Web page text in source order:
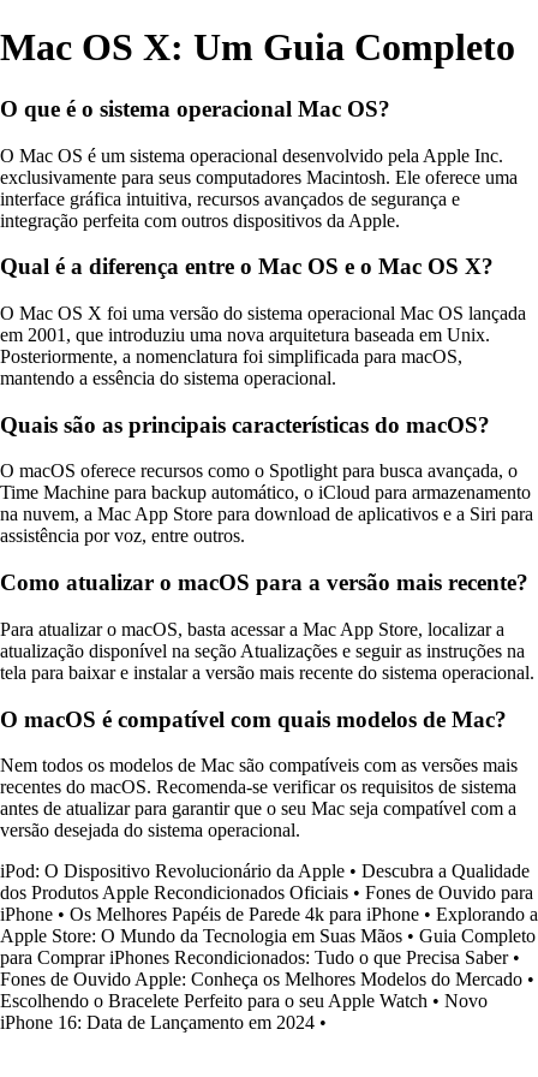
Mac OS X: Um Guia Completo
O que é o sistema operacional Mac OS?
O Mac OS é um sistema operacional desenvolvido pela Apple Inc.
exclusivamente para seus computadores Macintosh. Ele oferece uma
interface gráfica intuitiva, recursos avançados de segurança e
integração perfeita com outros dispositivos da Apple.
Qual é a diferença entre o Mac OS e o Mac OS X?
O Mac OS X foi uma versão do sistema operacional Mac OS lançada
em 2001, que introduziu uma nova arquitetura baseada em Unix.
Posteriormente, a nomenclatura foi simplificada para macOS,
mantendo a essência do sistema operacional.
Quais são as principais características do macOS?
O macOS oferece recursos como o Spotlight para busca avançada, o
Time Machine para backup automático, o iCloud para armazenamento
na nuvem, a Mac App Store para download de aplicativos e a Siri para
assistência por voz, entre outros.
Como atualizar o macOS para a versão mais recente?
Para atualizar o macOS, basta acessar a Mac App Store, localizar a
atualização disponível na seção Atualizações e seguir as instruções na
tela para baixar e instalar a versão mais recente do sistema operacional.
O macOS é compatível com quais modelos de Mac?
Nem todos os modelos de Mac são compatíveis com as versões mais
recentes do macOS. Recomenda-se verificar os requisitos de sistema
antes de atualizar para garantir que o seu Mac seja compatível com a
versão desejada do sistema operacional.
iPod: O Dispositivo Revolucionário da Apple • Descubra a Qualidade
dos Produtos Apple Recondicionados Oficiais • Fones de Ouvido para
iPhone • Os Melhores Papéis de Parede 4k para iPhone • Explorando a
Apple Store: O Mundo da Tecnologia em Suas Mãos • Guia Completo
para Comprar iPhones Recondicionados: Tudo o que Precisa Saber•
Fones de Ouvido Apple: Conheça os Melhores Modelos do Mercado •
Escolhendo o Bracelete Perfeito para o seu Apple Watch • Novo
iPhone 16: Data de Lançamento em 2024 •